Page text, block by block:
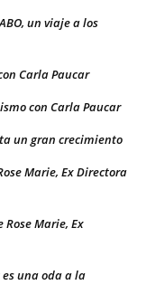
un viaje a los
Carla Paucar
con Carla Paucar
un gran crecimiento
Marie, Ex Directora
Rose Marie, Ex
una oda a la